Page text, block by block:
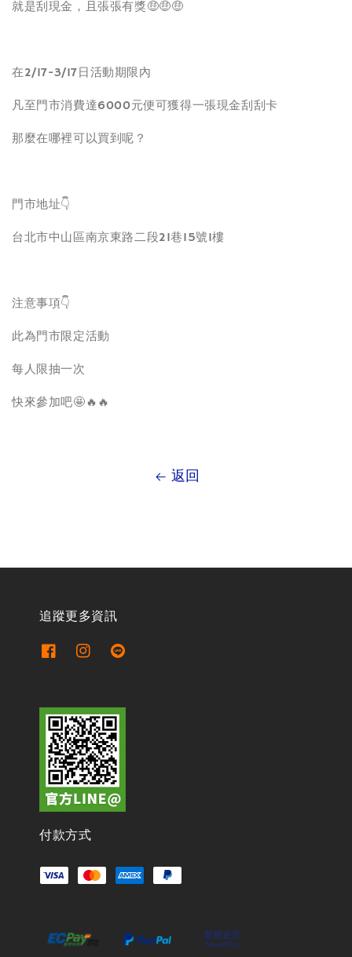
就是刮現金，且張張有獎🤑🤑🤑
在2/17-3/17日活動期限內
凡至門市消費達6000元便可獲得一張現金刮刮卡
那麼在哪裡可以買到呢？
門市地址👇
台北市中山區南京東路二段21巷15號1樓
注意事項👇
此為門市限定活動
每人限抽一次
快來參加吧🤩🔥🔥
返回
追蹤更多資訊
付款方式